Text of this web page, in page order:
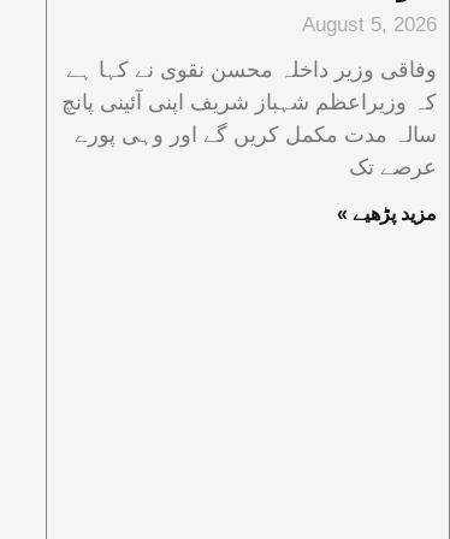
August 5, 2026
وفاقی وزیر داخلہ محسن نقوی نے کہا ہے
کہ وزیراعظم شہباز شریف اپنی آئینی پانچ
سالہ مدت مکمل کریں گے اور وہی پورے
عرصے تک
« مزید پڑھیے